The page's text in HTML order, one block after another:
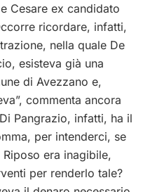
Cesare ex candidato
ricordare, infatti,
nella quale De
esisteva già una
di Avezzano e,
commenta ancora
Pangrazio, infatti, ha il
per intenderci, se
era inagibile,
per renderlo tale?